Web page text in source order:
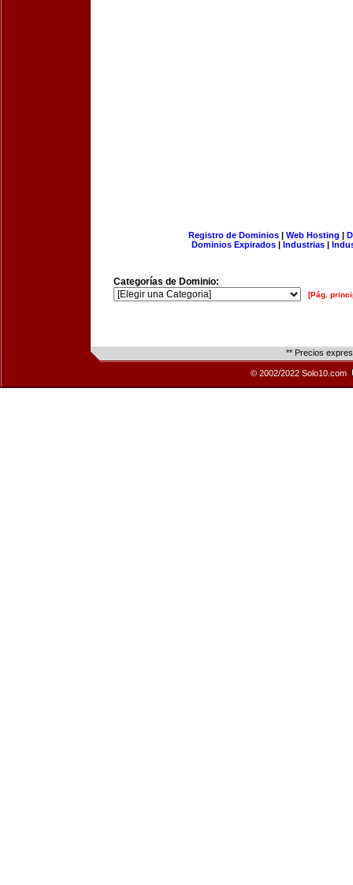
Registro de Dominios| Web Hosting |
Dominios Expirados | Industrias |
Categorías de Dominio:
[Pág.
** Precios
© 2002/2022 Solo10.com